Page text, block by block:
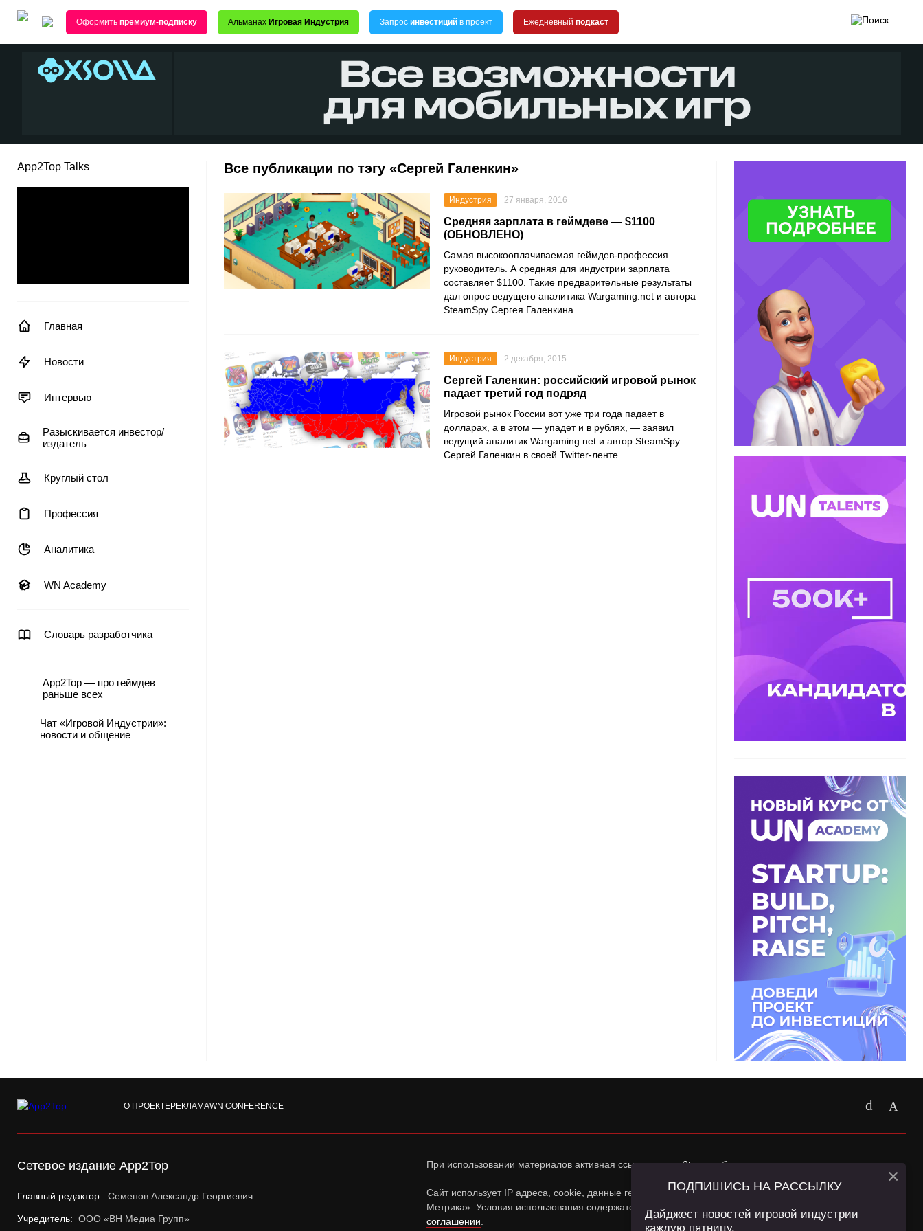
Оформить премиум-подписку Альманах Игровая Индустрия Запрос инвестиций в проект Ежедневный подкаст
App2Top Talks
Главная
Новости
Интервью
Разыскивается инвестор/
издатель
Круглый стол
Профессия
Аналитика
WN Academy
Словарь разработчика
App2Top — про геймдев
раньше всех
Чат «Игровой Индустрии»:
новости и общение
Все публикации по тэгу «Сергей Галенкин»
Индустрия 27 января, 2016
Средняя зарплата в геймдеве — $1100
(ОБНОВЛЕНО)
Самая высокооплачиваемая геймдев-профессия —
руководитель. А средняя для индустрии зарплата
составляет $1100. Такие предварительные результаты
дал опрос ведущего аналитика Wargaming.net и автора
SteamSpy Сергея Галенкина.
Индустрия 2 декабря, 2015
Сергей Галенкин: российский игровой рынок
падает третий год подряд
Игровой рынок России вот уже три года падает в
долларах, а в этом — упадет и в рублях, — заявил
ведущий аналитик Wargaming.net и автор SteamSpy
Сергей Галенкин в своей Twitter-ленте.
О ПРОЕКТЕРЕКЛАМАWN CONFERENCE
Сетевое издание App2Top
Главный редактор: Семенов Александр Георгиевич
Учредитель: ООО «ВН Медиа Групп»
При использовании материалов активная ссылка наapp2top.ruобязательна.
Сайт использует IP адреса, cookie, данные геолокации Пользователей сайта и сервис «Яндекс
Метрика». Условия использования содержатся в
Политике конфиденциальностии
соглашении
ПОДПИШИСЬ НА РАССЫЛКУ
Дайджест новостей игровой индустрии
каждую пятницу.
×